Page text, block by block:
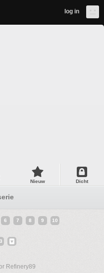
log in
Nieuw Dicht
6 7 8 9 10
Refinery89